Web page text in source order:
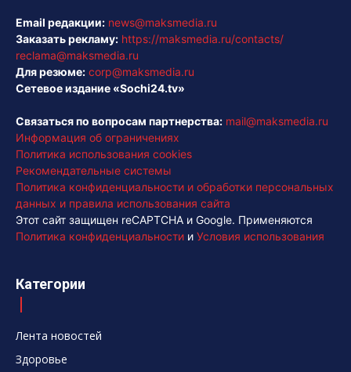
Email редакции: news@maksmedia.ru
Заказать рекламу: https://maksmedia.ru/contacts/
reclama@maksmedia.ru
Для резюме: corp@maksmedia.ru
Сетевое издание «Sochi24.tv»
Связаться по вопросам партнерства: mail@maksmedia.ru
Информация об ограничениях
Политика использования cookies
Рекомендательные системы
Политика конфиденциальности и обработки персональных
данных и правила использования сайта
Этот сайт защищен reCAPTCHA и Google. Применяются
Политика конфиденциальности и Условия использования
Категории
Лента новостей
Здоровье